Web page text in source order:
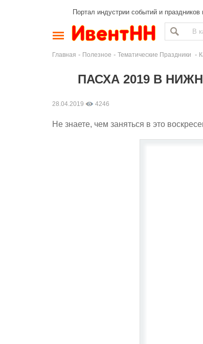
Портал индустрии событий и праздников
Главная - Полезное - Тематические Праздники -
ПАСХА 2019 В
28.04.2019 4246
Не знаете, чем заняться в это